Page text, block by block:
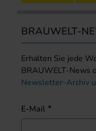
BRAUWELT-
Erhalten Sie jede
BRAUWELT-News
Newsletter-Archiv
E-Mail